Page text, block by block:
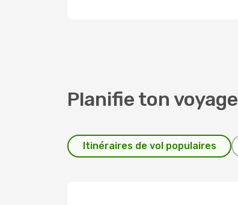
Planifie ton voyage
Itinéraires de vol populaires